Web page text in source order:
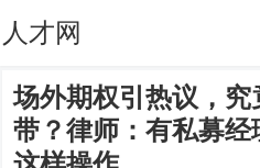
人才网
场外期权引热议，
带？律师：有私募经